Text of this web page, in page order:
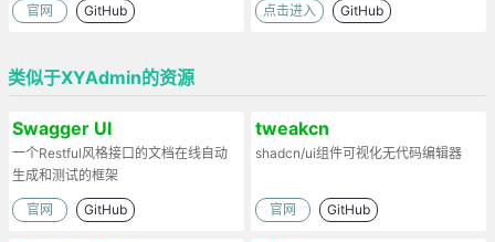
官网 GitHub 点击进入 GitHub
类似于XYAdmin的资源
Swagger UI
一个Restful风格接口的文档在线自动
生成和测试的框架
官网 GitHub
tweakcn
shadcn/ui组件可视化无代码编辑器
官网 GitHub